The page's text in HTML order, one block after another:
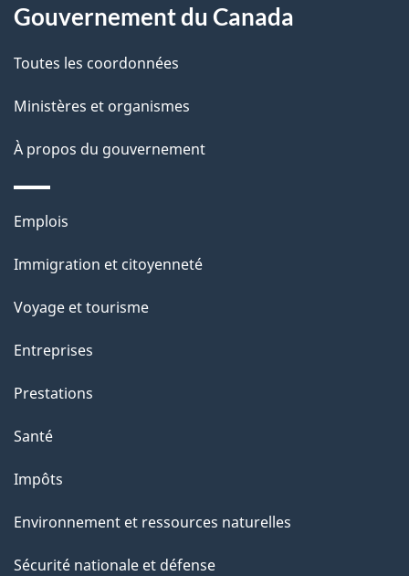
i
l
s
d
e
l
a
p
a
g
e
propos
de
ce
site
Gouvernement du Canada
Toutes les coordonnées
Ministères et organismes
À propos du gouvernement
Thèmes
sujets
Emplois
Immigration et citoyenneté
Voyage et tourisme
Entreprises
Prestations
Santé
Impôts
Environnement et ressources naturelles
Sécurité nationale et défense